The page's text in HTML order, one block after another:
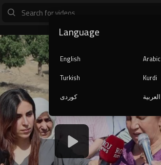
Language
English
Arabic
Turkish
Kurdi
کوردی
العربية